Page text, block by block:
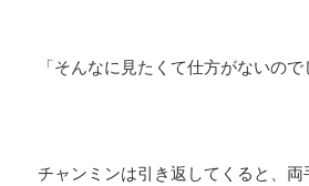
「そんなに見たくて仕方がないので
チャンミンは引き返してくると、両